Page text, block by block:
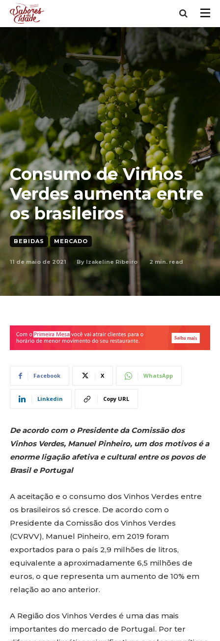
Consumo de Vinhos
Verdes aumenta entre
os brasileiros
BEBIDAS MERCADO
11 de maio de 2021 By Izakeline Ribeiro 2 min. read
Facebook X WhatsApp
Linkedin Copy URL
De acordo com o Presidente da Comissão dos
Vinhos Verdes, Manuel Pinheiro, um dos motivos é a
enorme ligação afetiva e cultural entre os povos de
Brasil e Portugal
A aceitação e o consumo dos Vinhos Verdes entre
os brasileiros só cresce. De acordo com o
Presidente da Comissão dos Vinhos Verdes
(CVRVV), Manuel Pinheiro, em 2019 foram
exportados para o país 2,9 milhões de litros,
equivalente a aproximadamente 6,5 milhões de
euros, o que representa um aumento de 10% em
relação ao ano anterior.
A Região dos Vinhos Verdes é uma das mais
importantes do mercado de Portugal. Por ter